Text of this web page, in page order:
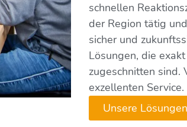
schnellen
der Region tätig
sicher und
Lösungen, die
zugeschnitten sind.
exzellenten Service.
Unsere Lösungen